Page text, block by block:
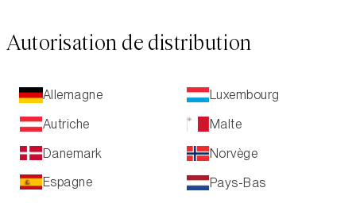
Autorisation de distribution
Allemagne
Autriche
Danemark
Espagne
Luxembourg
Malte
Norvège
Pays-Bas